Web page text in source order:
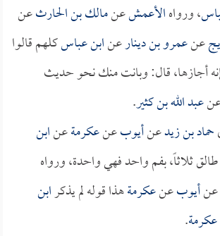
، ورواهالأعمشعنمالك بن الحارثعن
عنعمرو بن دينارعنابن عباسكلهم قالوا
أجازها، قال: وبانت منك نحو حديث
عبد الله بن كثير.
حماد بن زيدعنأيوبعنعكرمةعنابن
ثلاثاً، بفم واحد فهي واحدة، ورواه
عنأيوبعنعكرمةهذا قوله لم يذكرابن
عكرمة.